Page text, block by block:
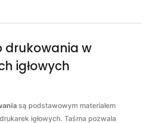
są podstawowym materiałem
igłowych. Taśma pozwala
drukowania w
igłowych